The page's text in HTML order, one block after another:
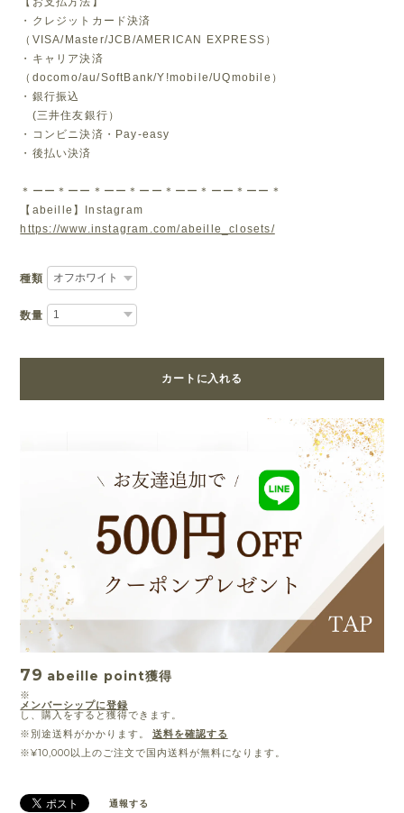
・クレジットカード決済
（VISA/Master/JCB/AMERICAN EXPRESS）
・キャリア決済
（docomo/au/SoftBank/Y!mobile/UQmobile）
・銀行振込
(三井住友銀行）
・コンビニ決済・Pay-easy
・後払い決済
＊ーー＊ーー＊ーー＊ーー＊ーー＊ーー＊ーー＊
【abeille】Instagram
https://www.instagram.com/abeille_closets/
種類
数量
カートに入れる
79 abeille point獲得
※
メンバーシップに登録
し、購入をすると獲得できます。
※別途送料がかかります。
送料を確認する
※¥10,000以上のご注文で国内送料が無料になります。
通報する